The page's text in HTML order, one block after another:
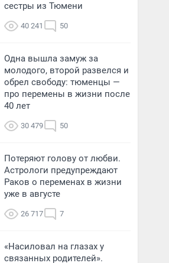
сестры из Тюмени
40 241 50
Одна вышла замуж за
молодого, второй развелся и
обрел свободу: тюменцы —
про перемены в жизни после
40 лет
30 479 50
Потеряют голову от любви.
Астрологи предупреждают
Раков о переменах в жизни
уже в августе
26 717 7
«Насиловал на глазах у
связанных родителей».